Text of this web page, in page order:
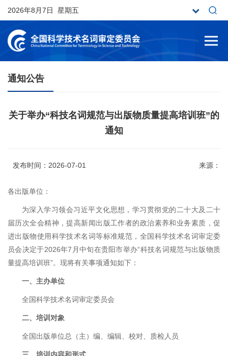
2026年8月7日 星期五
通知公告
关于举办“科技名词规范与出版物质量提高培训班”的
通知
发布时间：2026-07-01 来源：
各出版单位：
为深入学习领会习近平文化思想，学习贯彻党的二十大及二十
届历次全会精神，提高新闻出版工作者的政治素养和业务素质，促
进出版物使用科学技术名词等标准规范，全国科学技术名词审定委
员会决定于2026年7月中旬在贵阳市举办“科技名词规范与出版物质
量提高培训班”。现将有关事项通知如下：
一、主办单位
全国科学技术名词审定委员会
二、培训对象
全国出版单位总（主）编、编辑、校对、质检人员